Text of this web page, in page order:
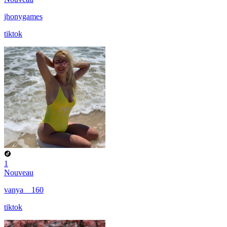
jhonygames
tiktok
1
Nouveau
vanya__160
tiktok